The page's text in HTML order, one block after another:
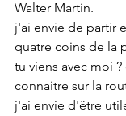
Walter Martin.
j'ai envie de partir
quatre coins de la
tu viens avec moi
connaitre sur la
j'ai envie d'être